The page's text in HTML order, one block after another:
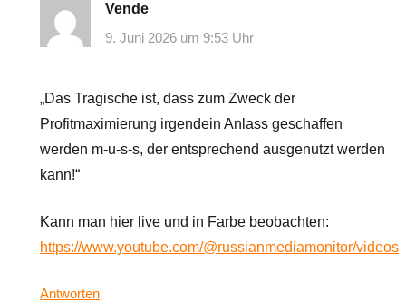
Vende
9. Juni 2026 um 9:53 Uhr
„Das Tragische ist, dass zum Zweck der
Profitmaximierung irgendein Anlass geschaffen
werden m-u-s-s, der entsprechend ausgenutzt werden
kann!“
Kann man hier live und in Farbe beobachten:
https://www.youtube.com/@russianmediamonitor/videos
Antworten